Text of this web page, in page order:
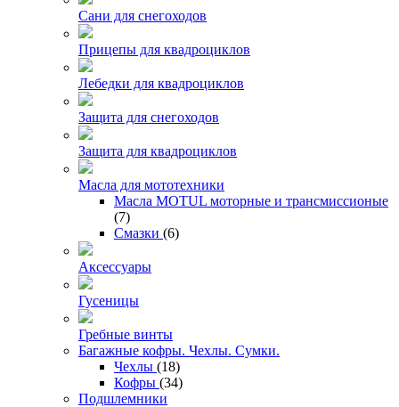
Сани для снегоходов
Прицепы для квадроциклов
Лебедки для квадроциклов
Защита для снегоходов
Защита для квадроциклов
Масла для мототехники
Масла MOTUL моторные и трансмиссионые
(7)
Смазки (6)
Аксессуары
Гусеницы
Гребные винты
Багажные кофры. Чехлы. Сумки.
Чехлы (18)
Кофры (34)
Подшлемники